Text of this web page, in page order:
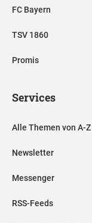
FC Bayern
TSV 1860
Promis
Services
Alle Themen von A-Z
Newsletter
Messenger
RSS-Feeds